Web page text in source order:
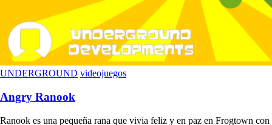
UNDERGROUND videojuegos
Angry Ranook
Ranook es una pequeña rana que vivia feliz y en paz en Frogtown con